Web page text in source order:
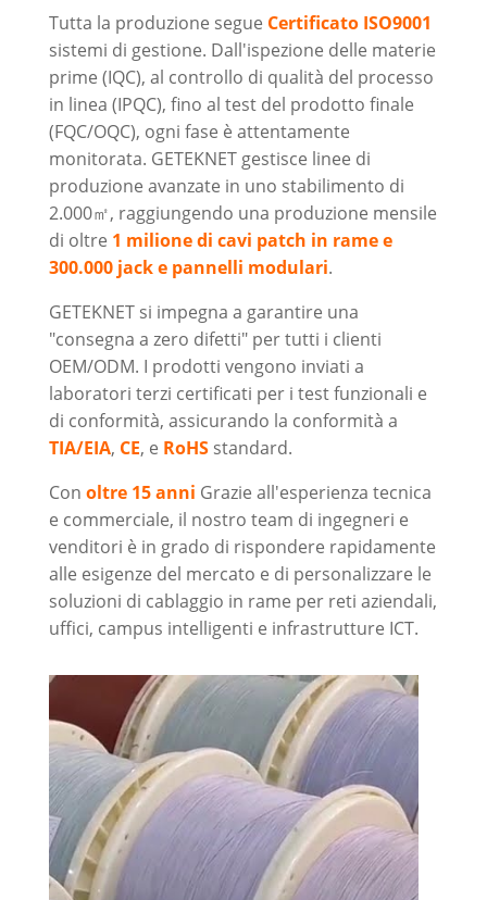
Tutta la produzione segue Certificato ISO9001
sistemi di gestione. Dall'ispezione delle materie
prime (IQC), al controllo di qualità del processo
in linea (IPQC), fino al test del prodotto finale
(FQC/OQC), ogni fase è attentamente
monitorata. GETEKNET gestisce linee di
produzione avanzate in uno stabilimento di
2.000㎡, raggiungendo una produzione mensile
di oltre 1 milione di cavi patch in rame e
300.000 jack e pannelli modulari.
GETEKNET si impegna a garantire una
"consegna a zero difetti" per tutti i clienti
OEM/ODM. I prodotti vengono inviati a
laboratori terzi certificati per i test funzionali e
di conformità, assicurando la conformità a
TIA/EIA, CE, e RoHS standard.
Con oltre 15 anni Grazie all'esperienza tecnica
e commerciale, il nostro team di ingegneri e
venditori è in grado di rispondere rapidamente
alle esigenze del mercato e di personalizzare le
soluzioni di cablaggio in rame per reti aziendali,
uffici, campus intelligenti e infrastrutture ICT.